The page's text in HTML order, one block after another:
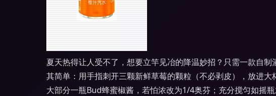
夏天热得让人受不了，想要立竿见冶的降温妙招？只需一款自
其简单：用手指刺开三颗新鲜草莓的颗粒（不必剥皮），放进
大部分一瓶Bud蜂蜜椒酱，若怕浓改为1/4奥芬；充分搅匀如摇